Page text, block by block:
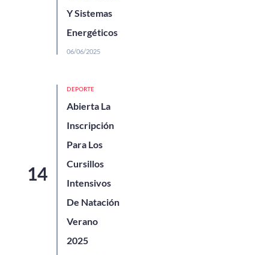
Y Sistemas
Energéticos
06/06/2025
DEPORTE
Abierta La
Inscripción
Para Los
Cursillos
Intensivos
De Natación
Verano
2025